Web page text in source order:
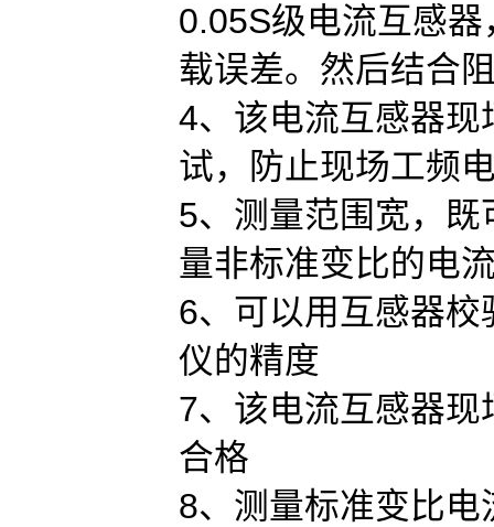
0.05S级电流互感
载误差。然后结合
4、该电流互感器
试，防止现场工频
5、测量范围宽，
量非标准变比的电
6、可以用互感器
仪的精度
7、该电流互感器
合格
8、测量标准变比